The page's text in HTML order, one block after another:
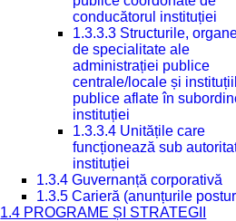
conducătorul instituției
1.3.3.3 Structurile,
de specialitate ale
administrației publice
centrale/locale și
publice aflate în
instituției
1.3.3.4 Unitățile care
funcționează sub
instituției
1.3.4 Guvernanță corporativă
1.3.5 Carieră (anunțurile
1.4 PROGRAME ȘI STRATEGII